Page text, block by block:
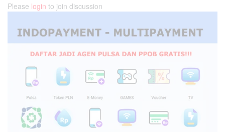
Please login to join discussion